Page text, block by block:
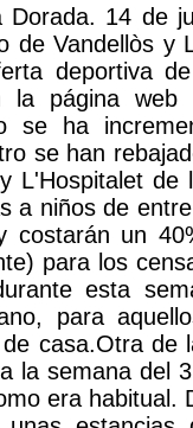
Dorada. 14 de
de Vandellòs y
deportiva
página web
se ha
se han
L'Hospitalet de
a niños de
costarán un
para los
esta
para
casa.Otra de
la semana del
era habitual.